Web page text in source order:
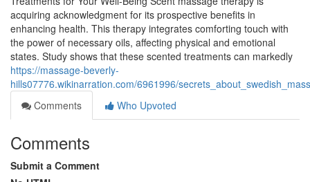
acquiring acknowledgment for its prospective benefits in
enhancing health. This therapy integrates comforting touch with
the power of necessary oils, affecting physical and emotional
states. Study shows that these scented treatments can markedly
https://massage-beverly-
hills07776.wikinarration.com/6961996/
Comments
Who Upvoted
Comments
Submit a Comment